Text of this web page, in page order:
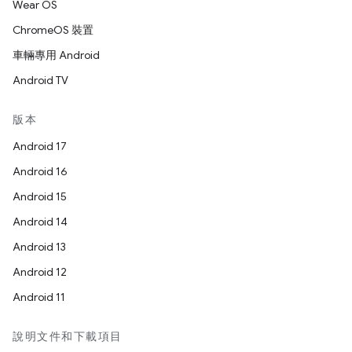
Wear OS
ChromeOS 裝置
車輛專用 Android
Android TV
版本
Android 17
Android 16
Android 15
Android 14
Android 13
Android 12
Android 11
說明文件和下載項目